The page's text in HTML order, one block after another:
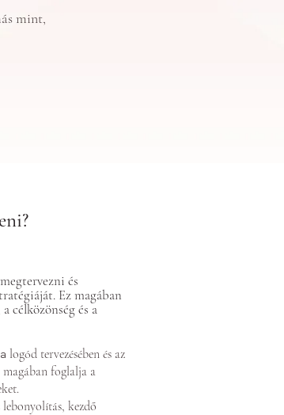
mint,
és
Ez magában
célközönség és a
a logód tervezésében és az
foglalja a
kezdő